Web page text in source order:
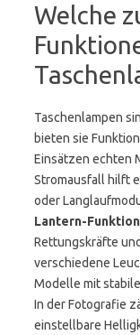
Welche
Taschenlampen
bieten sie
Einsätzen echten
Stromausfall hilft
oder
Lantern-Funktion
Rettungskräfte
verschiedene
Modelle mit
In der Fotografie
einstellbare